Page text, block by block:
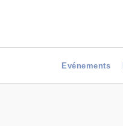
Evénements